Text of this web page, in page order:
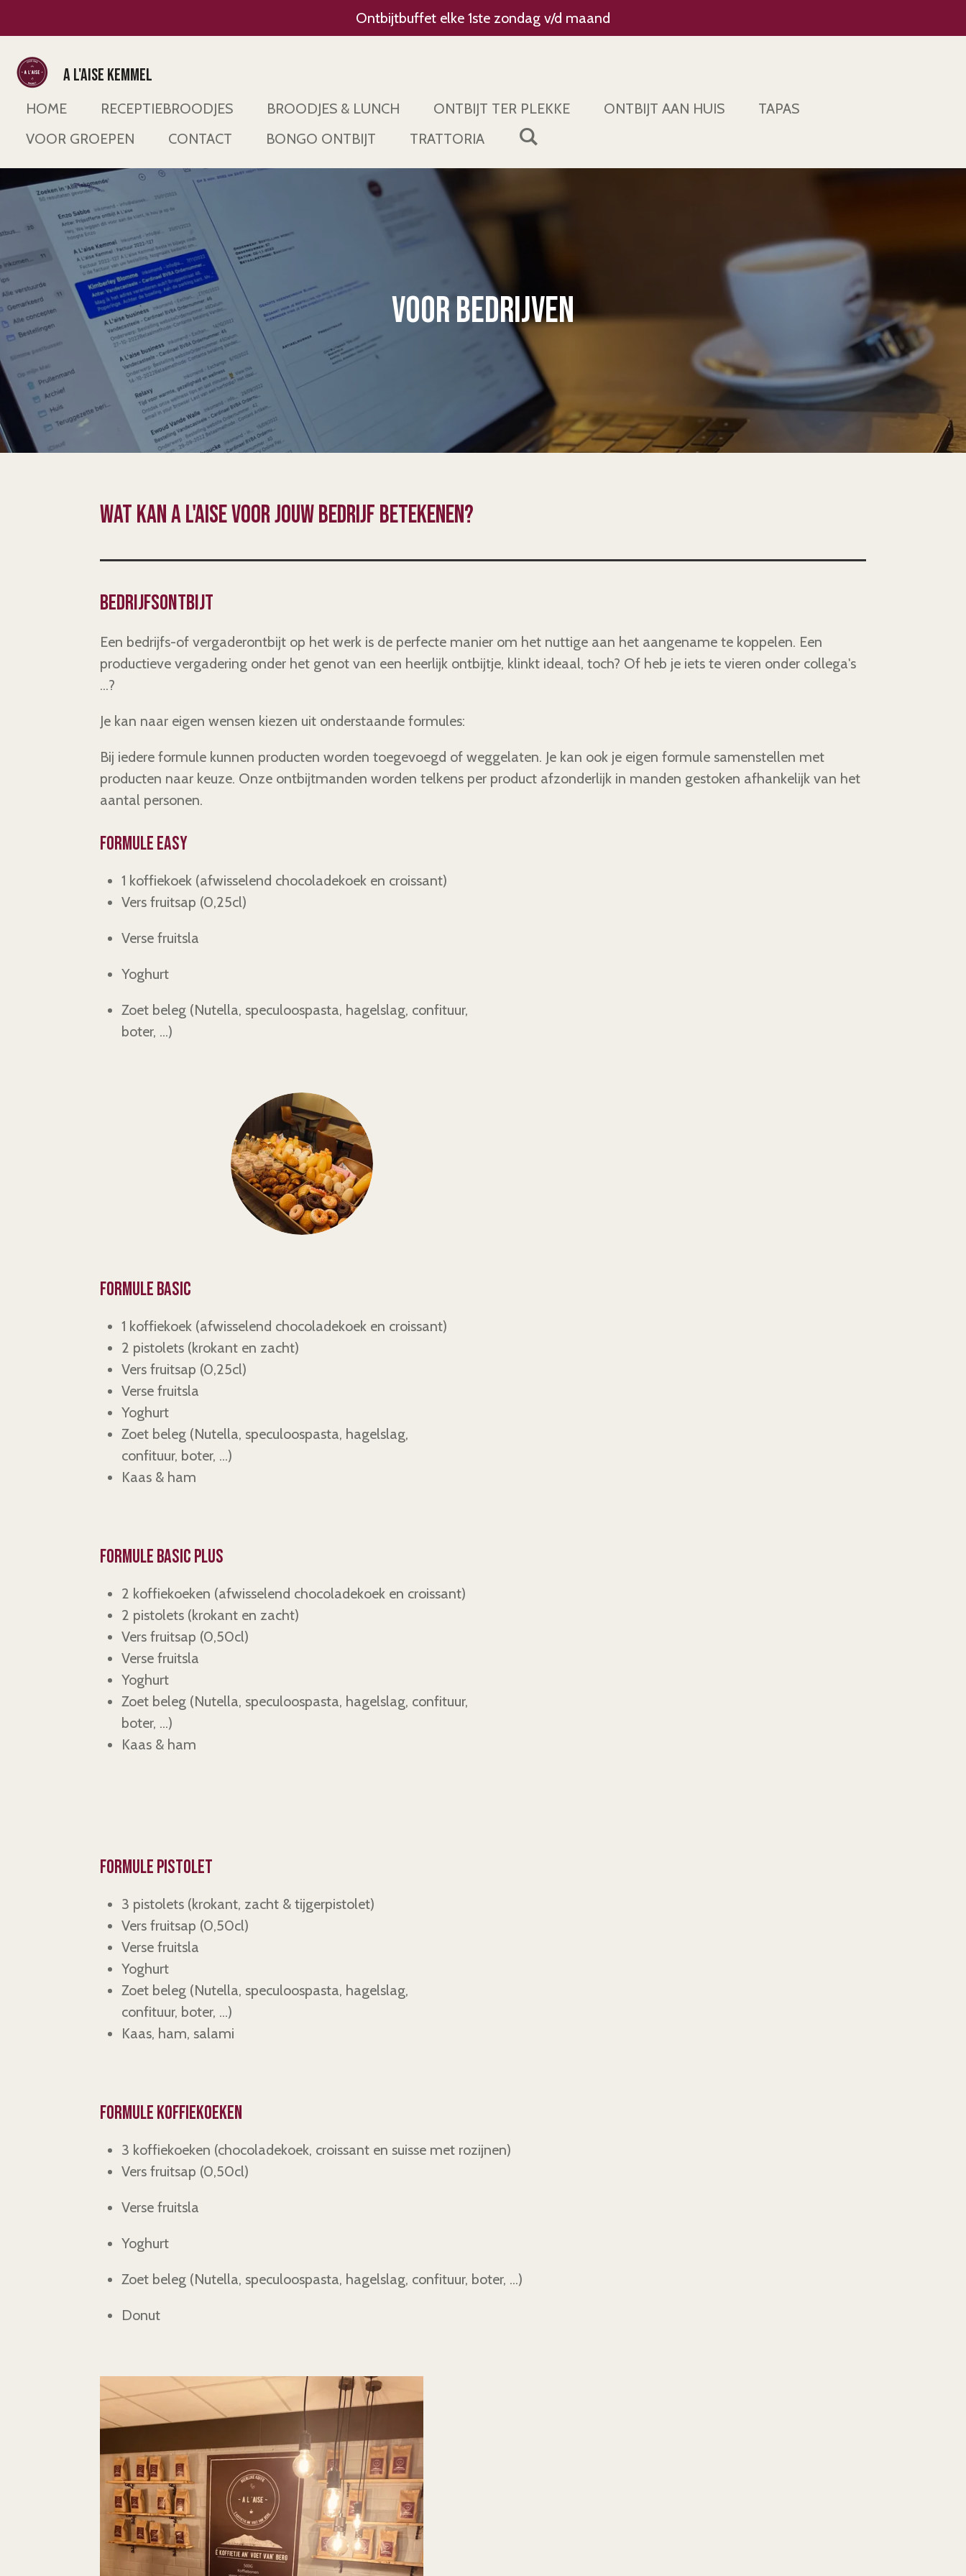
direct
naar
de
hoofdinhoud
Ontbijtbuffet elke 1ste zondag v/d maand
A L'AISE KEMMEL
HOME RECEPTIEBROODJES BROODJES & LUNCH ONTBIJT TER PLEKKE ONTBIJT AAN HUIS
TAPAS
VOOR GROEPEN
CONTACT BONGO ONTBIJT TRATTORIA
Voor bedrijven
Wat kan A L'aise voor jouw bedrijf betekenen?
Bedrijfsontbijt
Een bedrijfs-of vergaderontbijt op het werk is de perfecte manier om het nuttige aan het aangename te koppelen. Een
productieve vergadering onder het genot van een heerlijk ontbijtje, klinkt ideaal, toch? Of heb je iets te vieren onder collega's
...?
Je kan naar eigen wensen kiezen uit onderstaande formules:
Bij iedere formule kunnen producten worden toegevoegd of weggelaten. Je kan ook je eigen formule samenstellen met
producten naar keuze. Onze ontbijtmanden worden telkens per product afzonderlijk in manden gestoken afhankelijk van het
aantal personen.
Formule easy
1 koffiekoek (afwisselend chocoladekoek en croissant)
Vers fruitsap (0,25cl)
Verse fruitsla
Yoghurt
Zoet beleg (Nutella, speculoospasta, hagelslag, confituur,
boter, ...)
Formule basic
1 koffiekoek (afwisselend chocoladekoek en croissant)
2 pistolets (krokant en zacht)
Vers fruitsap (0,25cl)
Verse fruitsla
Yoghurt
Zoet beleg (Nutella, speculoospasta, hagelslag,
confituur, boter, ...)
Kaas & ham
Formule basic plus
2 koffiekoeken (afwisselend chocoladekoek en croissant)
2 pistolets (krokant en zacht)
Vers fruitsap (0,50cl)
Verse fruitsla
Yoghurt
Zoet beleg (Nutella, speculoospasta, hagelslag, confituur,
boter, ...)
Kaas & ham
Formule pistolet
3 pistolets (krokant, zacht & tijgerpistolet)
Vers fruitsap (0,50cl)
Verse fruitsla
Yoghurt
Zoet beleg (Nutella, speculoospasta, hagelslag,
confituur, boter, ...)
Kaas, ham, salami
Formule koffiekoeken
3 koffiekoeken (chocoladekoek, croissant en suisse met rozijnen)
Vers fruitsap (0,50cl)
Verse fruitsla
Yoghurt
Zoet beleg (Nutella, speculoospasta, hagelslag, confituur, boter, ...)
Donut